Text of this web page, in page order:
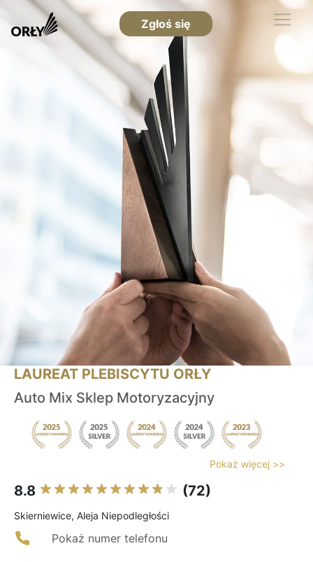
Zgłoś się
LAUREAT PLEBISCYTU ORŁY
Auto Mix Sklep Motoryzacyjny
Pokaż więcej >>
8.8 (72)
Skierniewice, Aleja Niepodległości
Pokaż numer telefonu